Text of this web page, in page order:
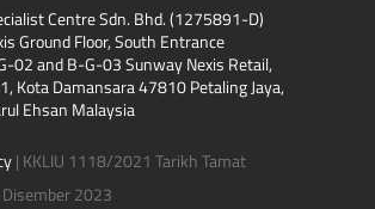
肤感染。
您的孩子患有痤疮，可能会影响
和自信心。
您的孩子皮肤干燥或干裂。
您的孩子皮肤有溃疡、开放性疮
Centre Sdn. Bhd. (1275891-D)
Ground Floor, South Entrance
02 and B-G-03 Sunway Nexis Retail,
Kota Damansara 47810 Petaling Jaya,
Ehsan Malaysia
| KKLIU 1118/2021 Tarikh Tamat
2023